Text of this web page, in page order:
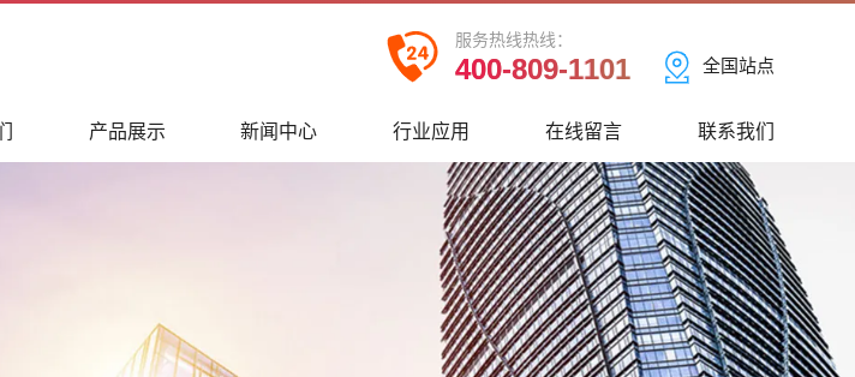
全国站点
服务热线热线：
400-809-1101
产品展示 新闻中心 行业应用 在线留言 联系我们